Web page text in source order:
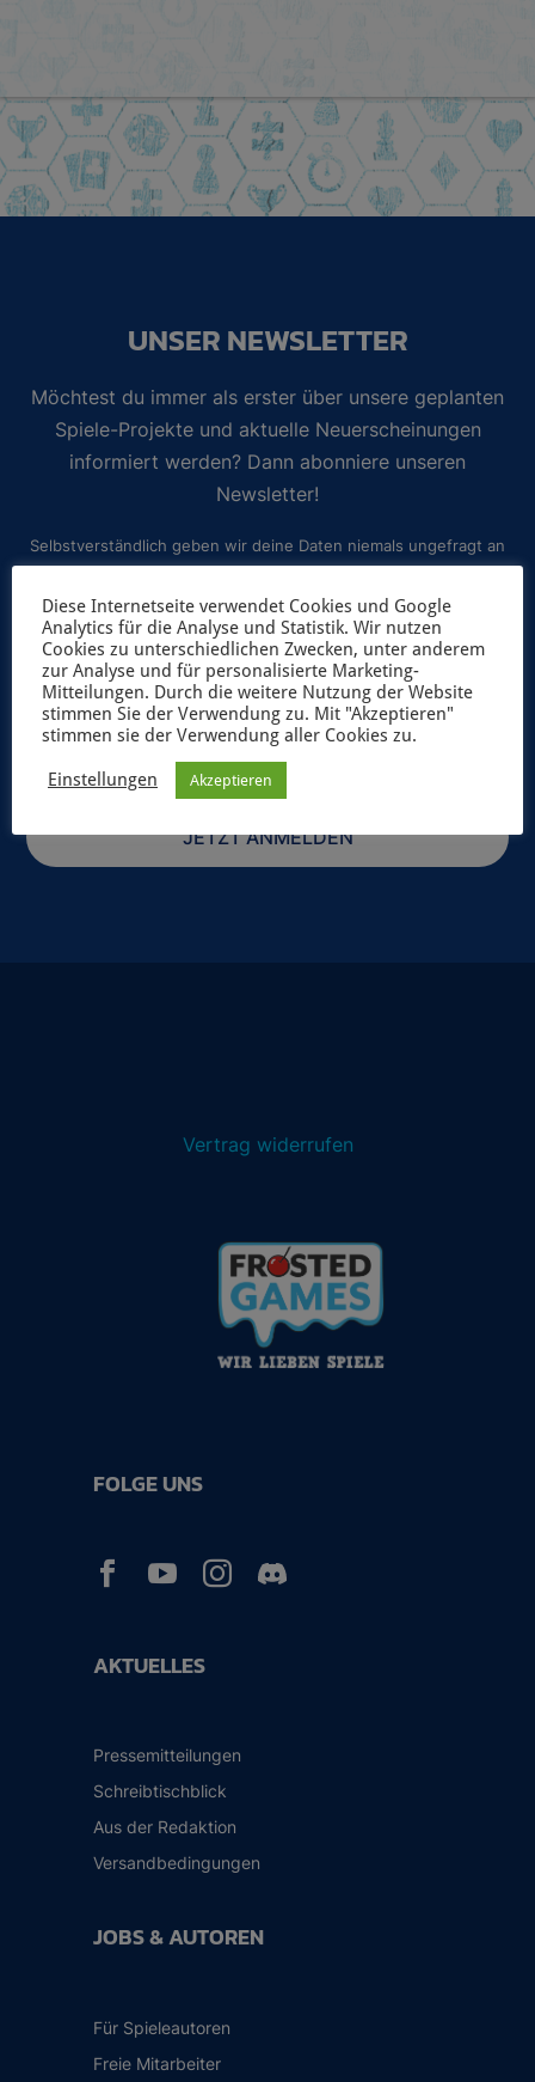
UNSER NEWSLETTER
Möchtest du immer als erster über unsere geplanten
Spiele-Projekte und aktuelle Neuerscheinungen
informiert werden? Dann abonniere unseren
Newsletter!
Selbstverständlich geben wir deine Daten niemals ungefragt an
findest du in unsererDatenschutzerklärung.
JETZT ANMELDEN
Vertrag widerrufen
AKTUELLES
Pressemitteilungen
Schreibtischblick
Aus der Redaktion
Versandbedingungen
JOBS & AUTOREN
Für Spieleautoren
Freie Mitarbeiter
FOLGE UNS
  
Diese Internetseite verwendet Cookies und Google
Analytics für die Analyse und Statistik. Wir nutzen
Cookies zu unterschiedlichen Zwecken, unter anderem
zur Analyse und für personalisierte Marketing-
Mitteilungen. Durch die weitere Nutzung der Website
stimmen Sie der Verwendung zu. Mit "Akzeptieren"
stimmen sie der Verwendung aller Cookies zu.
Einstellungen Akzeptieren